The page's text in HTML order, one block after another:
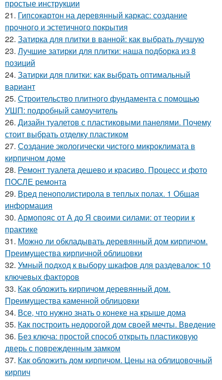
простые инструкции
21. Гипсокартон на деревянный каркас: создание
прочного и эстетичного покрытия
22. Затирка для плитки в ванной: как выбрать лучшую
23. Лучшие затирки для плитки: наша подборка из 8
позиций
24. Затирки для плитки: как выбрать оптимальный
вариант
25. Строительство плитного фундамента с помощью
УШП: подробный самоучитель
26. Дизайн туалетов с пластиковыми панелями. Почему
стоит выбрать отделку пластиком
27. Создание экологически чистого микроклимата в
кирпичном доме
28. Ремонт туалета дешево и красиво. Процесс и фото
ПОСЛЕ ремонта
29. Вред пенополистирола в теплых полах. 1 Общая
информация
30. Армопояс от А до Я своими силами: от теории к
практике
31. Можно ли обкладывать деревянный дом кирпичом.
Преимущества кирпичной облицовки
32. Умный подход к выбору шкафов для раздевалок: 10
ключевых факторов
33. Как обложить кирпичом деревянный дом.
Преимущества каменной облицовки
34. Все, что нужно знать о конеке на крыше дома
35. Как построить недорогой дом своей мечты. Введение
36. Без ключа: простой способ открыть пластиковую
дверь с поврежденным замком
37. Как обложить дом кирпичом. Цены на облицовочный
кирпич